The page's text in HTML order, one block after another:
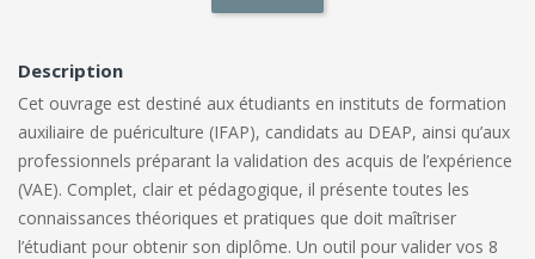
Description
Cet ouvrage est destiné aux étudiants en instituts de formation
auxiliaire de puériculture (IFAP), candidats au DEAP, ainsi qu’aux
professionnels préparant la validation des acquis de l’expérience
(VAE). Complet, clair et pédagogique, il présente toutes les
connaissances théoriques et pratiques que doit maîtriser
l’étudiant pour obtenir son diplôme. Un outil pour valider vos 8